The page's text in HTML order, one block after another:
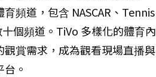
頻道，包含 NASCAR、Tennis
個頻道。TiVo 多樣化的體育內
賞需求，成為觀看現場直播與
。